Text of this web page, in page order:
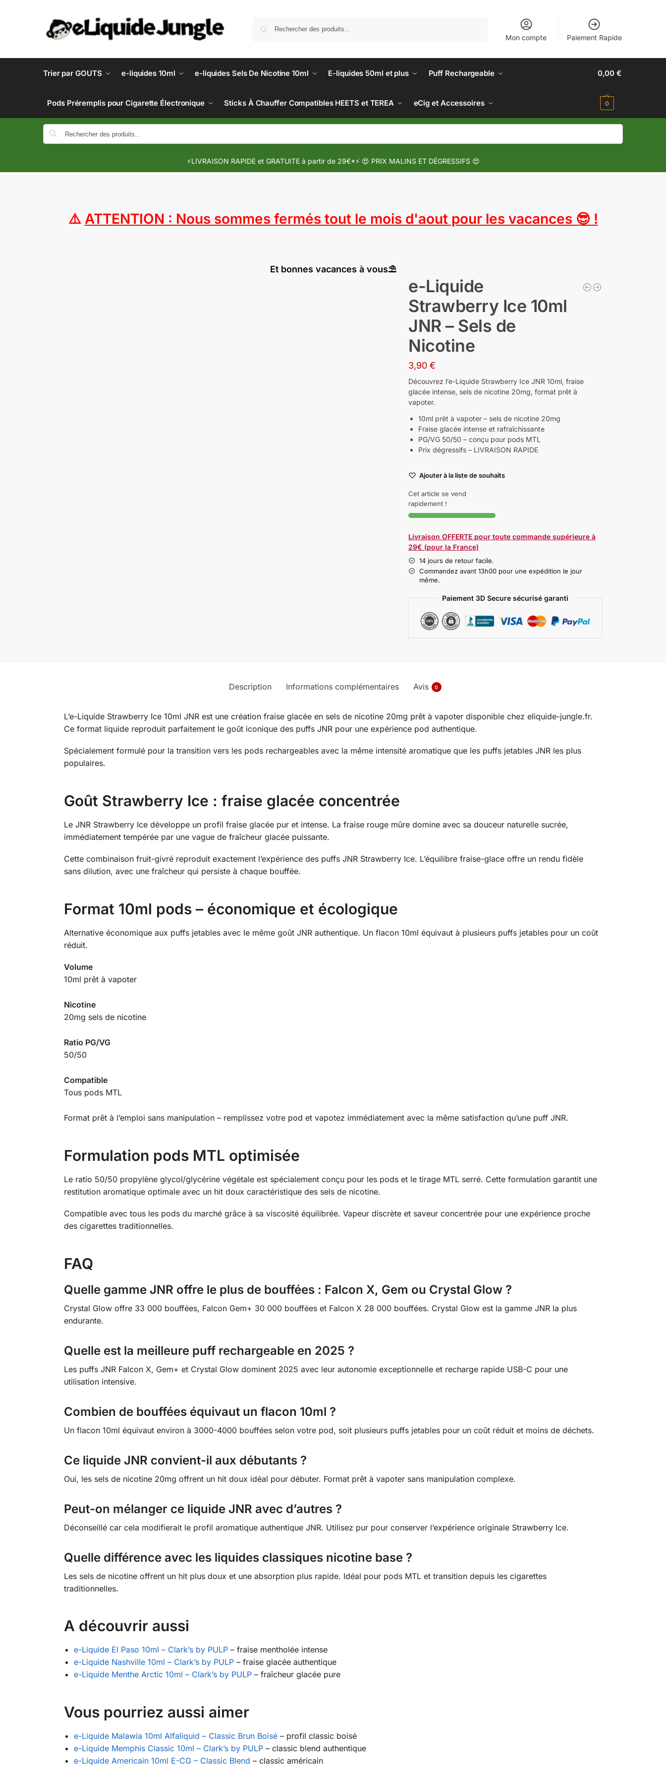
Mon compte Paiement Rapide
Trier par GOUTS e-liquides 10ml e-liquides Sels De Nicotine 10ml E-liquides 50ml et plus Puff Rechargeable
Pods Préremplis pour Cigarette Électronique Sticks À Chauffer Compatibles HEETS et TEREA eCig et Accessoires
0,00€
0
⚡LIVRAISON RAPIDE et GRATUITE à partir de 29€*⚡ 😍 PRIX MALINS ET DÉGRESSIFS 😍
⚠️ ATTENTION : Nous sommes fermés tout le mois d'aout pour les vacances 😎 !
Et bonnes vacances à vous⛱️
e-Liquide
Strawberry Ice 10ml
JNR – Sels de
Nicotine
3,90€
Découvrez l’e-Liquide Strawberry Ice JNR 10ml, fraise
glacée intense, sels de nicotine 20mg, format prêt à
vapoter.
10ml prêt à vapoter – sels de nicotine 20mg
Fraise glacée intense et rafraîchissante
PG/VG 50/50 – conçu pour pods MTL
Prix dégressifs – LIVRAISON RAPIDE
Ajouter à la liste de souhaits
Cet article se vend
rapidement !
Livraison OFFERTE pour toute commande supérieure à
29€ (pour la France)
14 jours de retour facile.
Commandez avant 13h00 pour une expédition le jour
même.
Paiement 3D Secure sécurisé garanti
Description Informations complémentaires Avis 0
L’e-Liquide Strawberry Ice 10ml JNR est une création fraise glacée en sels de nicotine 20mg prêt à vapoter disponible chez eliquide-jungle.fr.
Ce format liquide reproduit parfaitement le goût iconique des puffs JNR pour une expérience pod authentique.
Spécialement formulé pour la transition vers les pods rechargeables avec la même intensité aromatique que les puffs jetables JNR les plus
populaires.
Goût Strawberry Ice : fraise glacée concentrée
Le JNR Strawberry Ice développe un profil fraise glacée pur et intense. La fraise rouge mûre domine avec sa douceur naturelle sucrée,
immédiatement tempérée par une vague de fraîcheur glacée puissante.
Cette combinaison fruit-givré reproduit exactement l’expérience des puffs JNR Strawberry Ice. L’équilibre fraise-glace offre un rendu fidèle
sans dilution, avec une fraîcheur qui persiste à chaque bouffée.
Format 10ml pods – économique et écologique
Alternative économique aux puffs jetables avec le même goût JNR authentique. Un flacon 10ml équivaut à plusieurs puffs jetables pour un coût
réduit.
Volume
10ml prêt à vapoter
Nicotine
20mg sels de nicotine
Ratio PG/VG
50/50
Compatible
Tous pods MTL
Format prêt à l’emploi sans manipulation – remplissez votre pod et vapotez immédiatement avec la même satisfaction qu’une puff JNR.
Formulation pods MTL optimisée
Le ratio 50/50 propylène glycol/glycérine végétale est spécialement conçu pour les pods et le tirage MTL serré. Cette formulation garantit une
restitution aromatique optimale avec un hit doux caractéristique des sels de nicotine.
Compatible avec tous les pods du marché grâce à sa viscosité équilibrée. Vapeur discrète et saveur concentrée pour une expérience proche
des cigarettes traditionnelles.
FAQ
Quelle gamme JNR offre le plus de bouffées : Falcon X, Gem ou Crystal Glow ?
Crystal Glow offre 33 000 bouffées, Falcon Gem+ 30 000 bouffées et Falcon X 28 000 bouffées. Crystal Glow est la gamme JNR la plus
endurante.
Quelle est la meilleure puff rechargeable en 2025 ?
Les puffs JNR Falcon X, Gem+ et Crystal Glow dominent 2025 avec leur autonomie exceptionnelle et recharge rapide USB-C pour une
utilisation intensive.
Combien de bouffées équivaut un flacon 10ml ?
Un flacon 10ml équivaut environ à 3000-4000 bouffées selon votre pod, soit plusieurs puffs jetables pour un coût réduit et moins de déchets.
Ce liquide JNR convient-il aux débutants ?
Oui, les sels de nicotine 20mg offrent un hit doux idéal pour débuter. Format prêt à vapoter sans manipulation complexe.
Peut-on mélanger ce liquide JNR avec d’autres ?
Déconseillé car cela modifierait le profil aromatique authentique JNR. Utilisez pur pour conserver l’expérience originale Strawberry Ice.
Quelle différence avec les liquides classiques nicotine base ?
Les sels de nicotine offrent un hit plus doux et une absorption plus rapide. Idéal pour pods MTL et transition depuis les cigarettes
traditionnelles.
A découvrir aussi
e-Liquide El Paso 10ml – Clark’s by PULP– fraise mentholée intense
e-Liquide Nashville 10ml – Clark’s by PULP– fraise glacée authentique
e-Liquide Menthe Arctic 10ml – Clark’s by PULP– fraîcheur glacée pure
Vous pourriez aussi aimer
e-Liquide Malawia 10ml Alfaliquid – Classic Brun Boisé– profil classic boisé
e-Liquide Memphis Classic 10ml – Clark’s by PULP– classic blend authentique
e-Liquide Americain 10ml E-CG – Classic Blend – classic américain